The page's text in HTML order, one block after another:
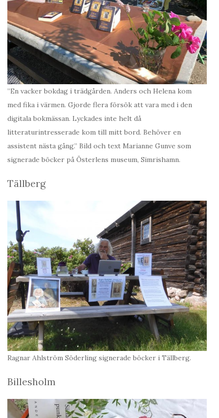
”En vacker bokdag i trädgården. Anders och Helena kom
med fika i värmen. Gjorde flera försök att vara med i den
digitala bokmässan. Lyckades inte helt då
litteraturintresserade kom till mitt bord. Behöver en
assistent nästa gång.” Bild och text Marianne Gunve som
signerade böcker på Österlens museum, Simrishamn.
Tällberg
Ragnar Ahlström Söderling signerade böcker i Tällberg.
Billesholm